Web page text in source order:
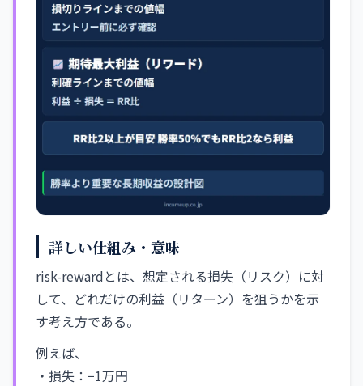
詳しい仕組み・意味
risk-rewardとは、想定される損失（リスク）に対
して、どれだけの利益（リターン）を狙うかを示
す考え方である。
例えば、
・損失：−1万円